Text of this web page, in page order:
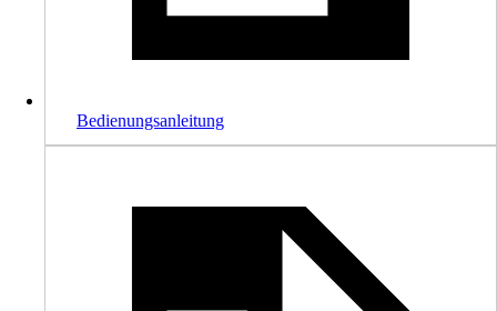
Bedienungsanleitung